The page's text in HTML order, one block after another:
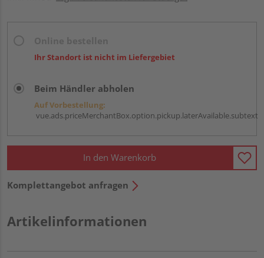
Ihr Standort ist nicht im Liefergebiet
Beim Händler abholen
Auf Vorbestellung:
vue.ads.priceMerchantBox.option.pickup.laterAvailable.subtext
In den Warenkorb
Komplettangebot anfragen
Artikelinformationen